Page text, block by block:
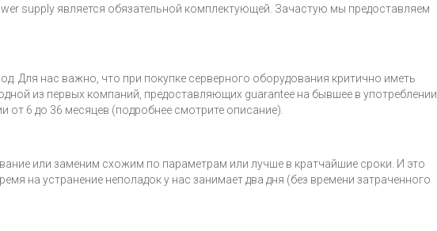
supply является обязательной комплектующей. Зачастую мы предоставляем
Для нас важно, что при покупке серверного оборудования критично иметь
из первых компаний, предоставляющих guarantee на бывшее в употреблении
от 6 до 36 месяцев (подробнее смотрите описание).
или заменим схожим по параметрам или лучше в кратчайшие сроки. И это
на устранение неполадок у нас занимает два дня (без времени затраченного